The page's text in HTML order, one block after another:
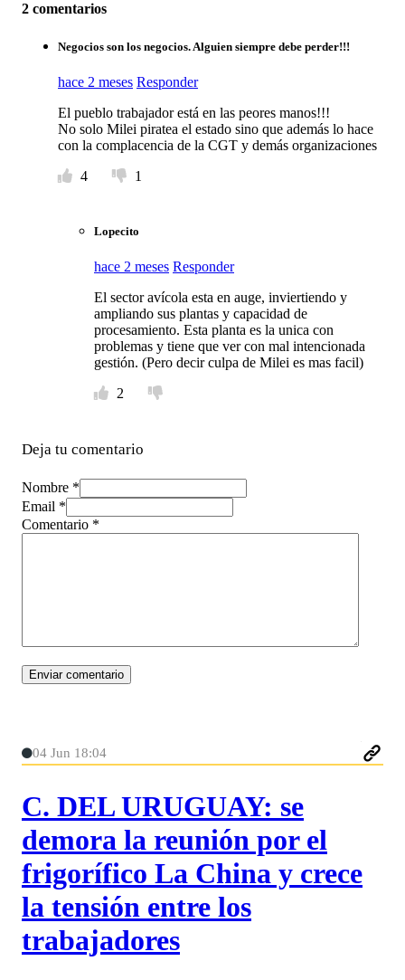
2 comentarios
Negocios son los negocios. Alguien siempre debe perder!!!
hace 2 meses Responder
El pueblo trabajador está en las peores manos!!!
No solo Milei piratea el estado sino que además lo hace
con la complacencia de la CGT y demás organizaciones
4
1
Lopecito
hace 2 meses Responder
El sector avícola esta en auge, inviertiendo y
ampliando sus plantas y capacidad de
procesamiento. Esta planta es la unica con
problemas y tiene que ver con mal intencionada
gestión. (Pero decir culpa de Milei es mas facil)
2
Deja tu comentario
Nombre *
Email *
Comentario *
04 Jun 18:04
C. DEL URUGUAY: se
demora la reunión por el
frigorífico La China y crece
la tensión entre los
trabajadores